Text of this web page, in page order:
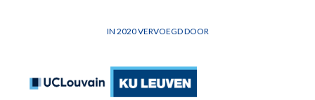
IN 2020 VERVOEGD DOOR